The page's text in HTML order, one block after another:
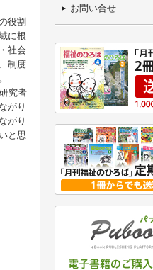
役割
に根
社会
制度
究者
がり
がり
と思
お問い合せ